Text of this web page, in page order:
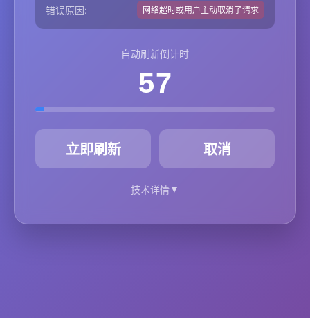
错误原因: 网络超时或用户主动取消了请求
自动刷新倒计时
57
立即刷新 取消
技术详情▼